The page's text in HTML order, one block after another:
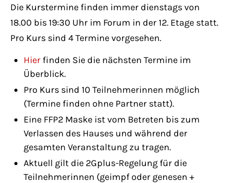
Have any questions?
+44 1234 567 890
info@yourdomain.com
About us
Lorem ipsum dolor sit amet, consectetuer
adipiscing elit.
Aenean commodo ligula eget dolor. Aenean
massa. Cum sociis natoque penatibus et
Die Kurstermine finden immer dienstags von
18.00 bis 19:30 Uhr im Forum in der 12. Etage statt.
Pro Kurs sind 4 Termine vorgesehen.
Hier finden Sie die nächsten Termine im
Überblick.
Pro Kurs sind 10 Teilnehmerinnen möglich
(Termine finden ohne Partner statt).
Eine FFP2 Maske ist vom Betreten bis zum
Verlassen des Hauses und während der
gesamten Veranstaltung zu tragen.
Aktuell gilt die 2Gplus-Regelung für die
Teilnehmerinnen (geimpf oder genesen +